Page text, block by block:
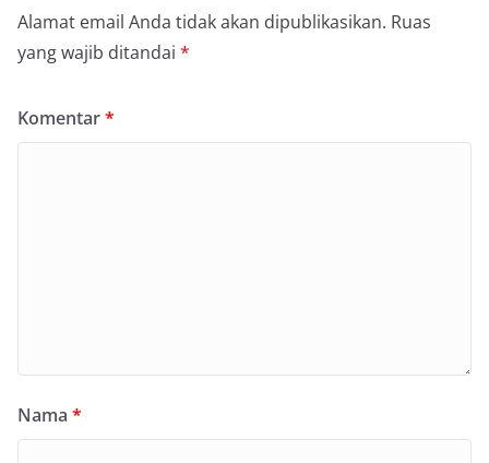
Alamat email Anda tidak akan dipublikasikan. Ruas
yang wajib ditandai *
Komentar*
Nama *